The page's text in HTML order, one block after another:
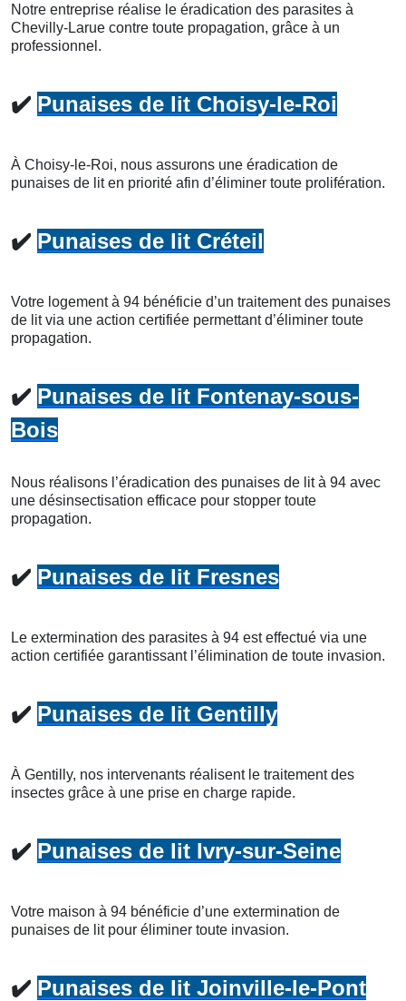
Notre entreprise réalise le éradication des parasites à
Chevilly-Larue contre toute propagation, grâce à un
professionnel.
✔️ Punaises de lit Choisy-le-Roi
À Choisy-le-Roi, nous assurons une éradication de
punaises de lit en priorité afin d’éliminer toute prolifération.
✔️ Punaises de lit Créteil
Votre logement à 94 bénéficie d’un traitement des punaises
de lit via une action certifiée permettant d’éliminer toute
propagation.
✔️ Punaises de lit Fontenay-sous-
Bois
Nous réalisons l’éradication des punaises de lit à 94 avec
une désinsectisation efficace pour stopper toute
propagation.
✔️ Punaises de lit Fresnes
Le extermination des parasites à 94 est effectué via une
action certifiée garantissant l’élimination de toute invasion.
✔️ Punaises de lit Gentilly
À Gentilly, nos intervenants réalisent le traitement des
insectes grâce à une prise en charge rapide.
✔️ Punaises de lit Ivry-sur-Seine
Votre maison à 94 bénéficie d’une extermination de
punaises de lit pour éliminer toute invasion.
✔️ Punaises de lit Joinville-le-Pont